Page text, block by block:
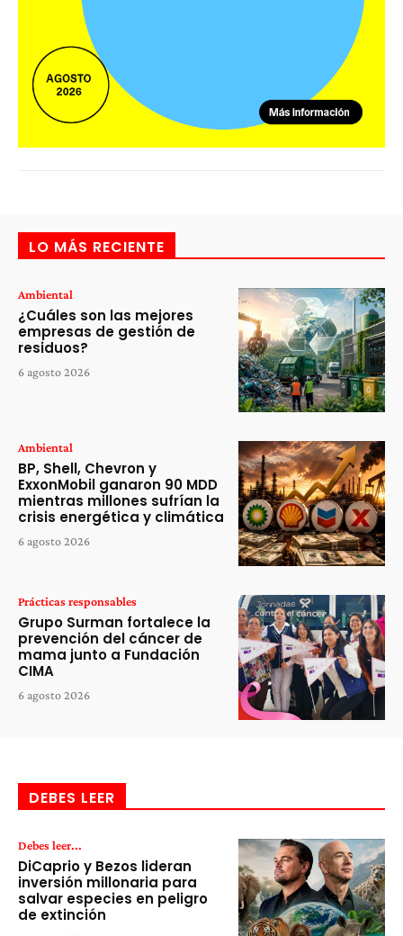
LO MÁS RECIENTE
Ambiental
¿Cuáles son las mejores
empresas de gestión de
residuos?
6 agosto 2026
Ambiental
BP, Shell, Chevron y
ExxonMobil ganaron 90 MDD
mientras millones sufrían la
crisis energética y climática
6 agosto 2026
Prácticas responsables
Grupo Surman fortalece la
prevención del cáncer de
mama junto a Fundación
CIMA
6 agosto 2026
DEBES LEER
Debes leer...
DiCaprio y Bezos lideran
inversión millonaria para
salvar especies en peligro
de extinción